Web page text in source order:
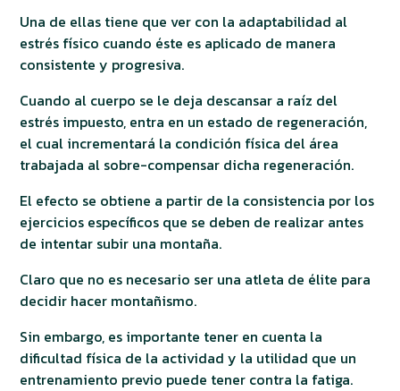
Una de ellas tiene que ver con la adaptabilidad al
estrés físico cuando éste es aplicado de manera
consistente y progresiva.
Cuando al cuerpo se le deja descansar a raíz del
estrés impuesto, entra en un estado de regeneración,
el cual incrementará la condición física del área
trabajada al sobre-compensar dicha regeneración.
El efecto se obtiene a partir de la consistencia por los
ejercicios específicos que se deben de realizar antes
de intentar subir una montaña.
Claro que no es necesario ser una atleta de élite para
decidir hacer montañismo.
Sin embargo, es importante tener en cuenta la
dificultad física de la actividad y la utilidad que un
entrenamiento previo puede tener contra la fatiga.